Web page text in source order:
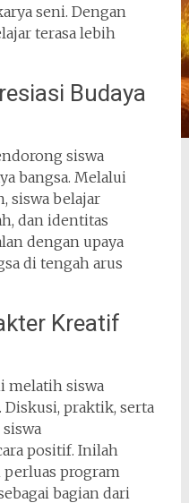
seni. Dengan
terasa lebih
Budaya
siswa
bangsa. Melalui
siswa belajar
dan identitas
dengan upaya
di tengah arus
Kreatif
melatih siswa
praktik, serta
positif. Inilah
perluas program
bagian dari